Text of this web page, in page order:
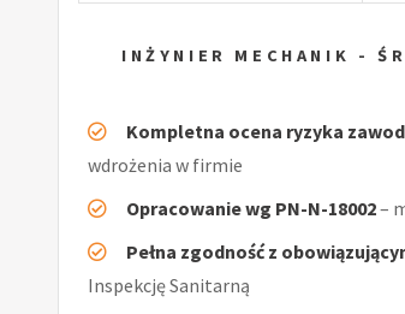
INŻYNIER MECHANIK -
Kompletna ocena ryzyka
wdrożenia w firmie
Opracowanie wg PN-N-18002–
Pełna zgodność z
Inspekcję Sanitarną